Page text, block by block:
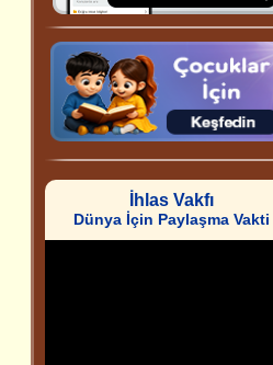
İhlas Vakfı
Dünya İçin Paylaşma Vakti